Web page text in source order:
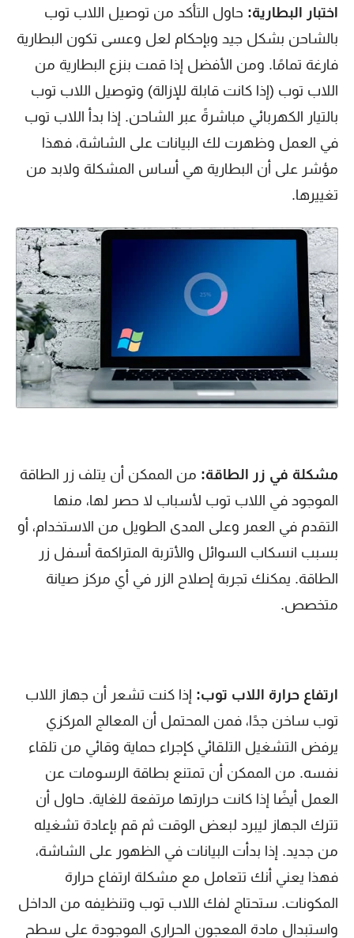
اختبار البطارية: حاول التأكد من توصيل اللاب توب
بالشاحن بشكل جيد وبإحكام لعل وعسى تكون البطارية
فارغة تمامًا. ومن الأفضل إذا قمت بنزع البطارية من
اللاب توب (إذا كانت قابلة للإزالة) وتوصيل اللاب توب
بالتيار الكهربائي مباشرةً عبر الشاحن. إذا بدأ اللاب توب
في العمل وظهرت لك البيانات على الشاشة، فهذا
مؤشر على أن البطارية هي أساس المشكلة ولابد من
تغييرها.
مشكلة في زر الطاقة: من الممكن أن يتلف زر الطاقة
الموجود في اللاب توب لأسباب لا حصر لها، منها
التقدم في العمر وعلى المدى الطويل من الاستخدام، أو
بسبب انسكاب السوائل والأتربة المتراكمة أسفل زر
الطاقة. يمكنك تجربة إصلاح الزر في أي مركز صيانة
متخصص.
ارتفاع حرارة اللاب توب: إذا كنت تشعر أن جهاز اللاب
توب ساخن جدًا، فمن المحتمل أن المعالج المركزي
يرفض التشغيل التلقائي كإجراء حماية وقائي من تلقاء
نفسه. من الممكن أن تمتنع بطاقة الرسومات عن
العمل أيضًا إذا كانت حرارتها مرتفعة للغاية. حاول أن
تترك الجهاز ليبرد لبعض الوقت ثم قم بإعادة تشغيله
من جديد. إذا بدأت البيانات في الظهور على الشاشة،
فهذا يعني أنك تتعامل مع مشكلة ارتفاع حرارة
المكونات. ستحتاج لفك اللاب توب وتنظيفه من الداخل
واستبدال مادة المعجون الحراري الموجودة على سطح